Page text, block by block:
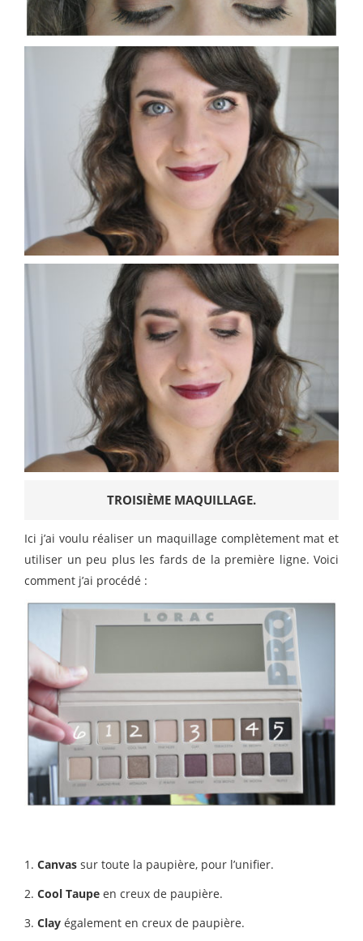
TROISIÈME MAQUILLAGE.
Ici j’ai voulu réaliser un maquillage complètement mat et
utiliser un peu plus les fards de la première ligne. Voici
comment j’ai procédé :
1. Canvas sur toute la paupière, pour l’unifier.
2. Cool Taupe en creux de paupière.
3. Clay également en creux de paupière.